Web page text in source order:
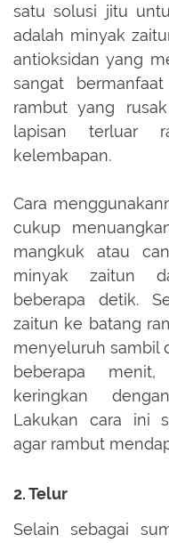
satu solusi jitu
adalah minyak
antioksidan yang
sangat
rambut yang
lapisan terluar
kelembapan.
Cara
cukup
mangkuk atau
minyak zaitun
beberapa detik.
zaitun ke batang
menyeluruh sambil
beberapa
keringkan
Lakukan cara ini
agar rambut
2. Telur
Selain sebagai